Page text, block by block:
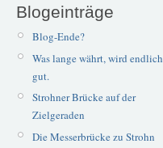
Blogeinträge
Blog-Ende?
Was lange währt, wird endlich
gut.
Strohner Brücke auf der
Zielgeraden
Die Messerbrücke zu Strohn